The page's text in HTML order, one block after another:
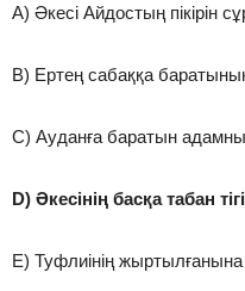
A) Әкесі Айдостың пікірін
B) Ертең сабаққа
C) Ауданға баратын
D) Әкесінің басқа табан
E) Туфлиінің жыртылғанына